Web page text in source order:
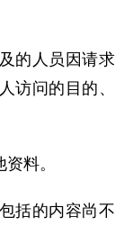
的人员因请求
访问的目的、
料。
括的内容尚不